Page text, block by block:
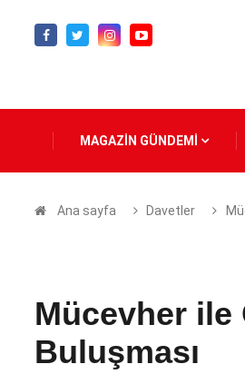
MAGAZİN GÜNDEMİ
Ana sayfa Davetler
Mücevher
Buluşması